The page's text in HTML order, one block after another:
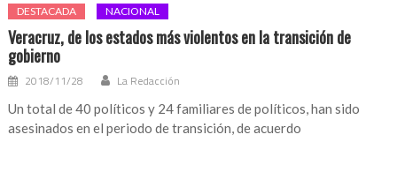
DESTACADA NACIONAL
Veracruz, de los estados más violentos en la transición de
gobierno
2018/11/28 La Redacción
Un total de 40 políticos y 24 familiares de políticos, han sido
asesinados en el periodo de transición, de acuerdo